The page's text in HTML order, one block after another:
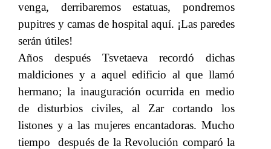
venga, derribaremos estatuas, pondremos
pupitres y camas de hospital aquí. ¡Las paredes
serán útiles!
Años después Tsvetaeva recordó dichas
maldiciones y a aquel edificio al que llamó
hermano; la inauguración ocurrida en medio
de disturbios civiles, al Zar cortando los
listones y a las mujeres encantadoras. Mucho
tiempo después de la Revolución comparó la